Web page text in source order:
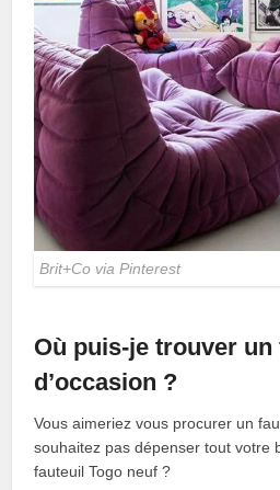
Brit+Co via Pinterest
Où puis-je trouver un
d’occasion ?
Vous aimeriez vous procurer un
souhaitez pas dépenser tout votre
fauteuil Togo neuf ?